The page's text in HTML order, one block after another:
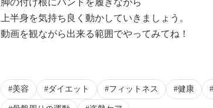
上半身を気持ち良く動かしていきましょう。
動画を観ながら出来る範囲でやってみてね！
美容 ダイエット フィットネス 健康